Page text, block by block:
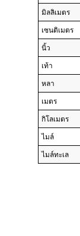
มิลลิเมตร
เซนติเมตร
นิ้ว
เท้า
หลา
เมตร
กิโลเมตร
ไมล์
ไมล์ทะเล